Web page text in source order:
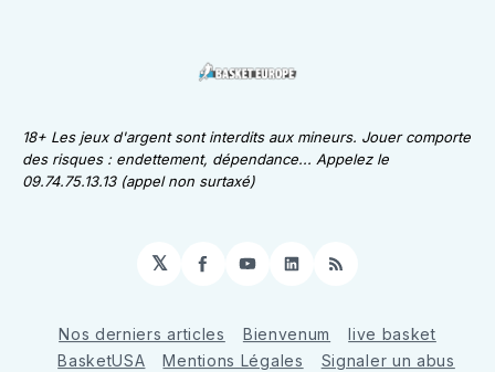
18+ Les jeux d'argent sont interdits aux mineurs. Jouer comporte
des risques : endettement, dépendance... Appelez le
09.74.75.13.13 (appel non surtaxé)
𝕏 Facebook
YouTube
LinkedIn
RSS
Nos derniers articles Bienvenum
live basket
BasketUSA
Mentions Légales Signaler un abus